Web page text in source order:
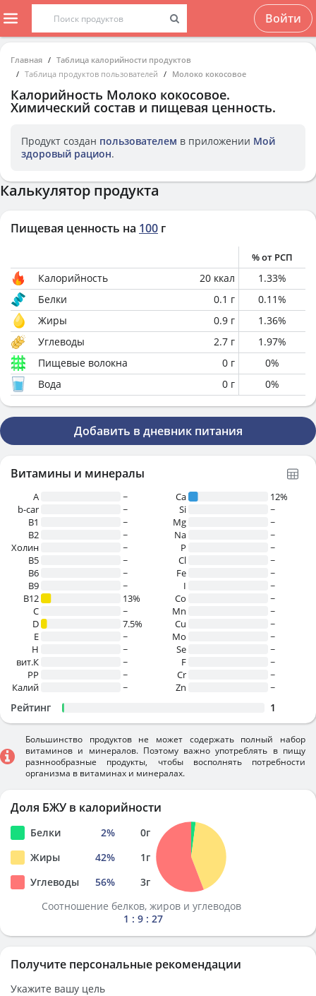
Войти
Главная
Таблица калорийности продуктов
Таблица продуктов пользователей
Молоко кокосовое
Калорийность Молоко кокосовое.
Химический состав и пищевая ценность.
Продукт создан пользователем в приложении Мой
здоровый рацион.
Калькулятор продукта
Пищевая ценность на 100 г
% от РСП
Калорийность 20 ккал 1.33%
Белки
0.1 г 0.11%
Жиры
0.9 г 1.36%
Углеводы
2.7 г 1.97%
Пищевые волокна
0 г 0%
Вода
0 г 0%
Добавить в дневник питания
Витамины и минералы
A
~
b-car
~
В1
~
B2
~
Холин
~
B5
~
B6
~
B9
~
B12
13%
C
~
D
7.5%
E
~
H
~
вит.К
~
PP
~
Калий
~
Ca
12%
Si
~
Mg
~
Na
~
P
~
Cl
~
Fe
~
I
~
Co
~
Mn
~
Cu
~
Mo
~
Se
~
F
~
Cr
~
Zn
~
Рейтинг 1
Большинство продуктов не может содержать полный набор
витаминов и минералов. Поэтому важно употреблять в пищу
разннообразные продукты, чтобы восполнять потребности
организма в витаминах и минералах.
Доля БЖУ в калорийности
Белки 2% 0г
Жиры
42% 1г
Углеводы
56% 3г
Соотношение белков, жиров и углеводов
1 : 9 : 27
Получите персональные рекомендации
Укажите вашу цель